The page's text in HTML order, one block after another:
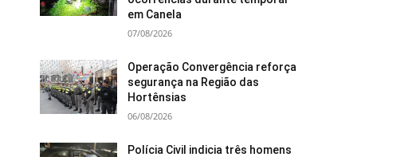
em Canela
07/08/2026
Operação Convergência reforça
segurança na Região das
Hortênsias
06/08/2026
Polícia Civil indicia três homens